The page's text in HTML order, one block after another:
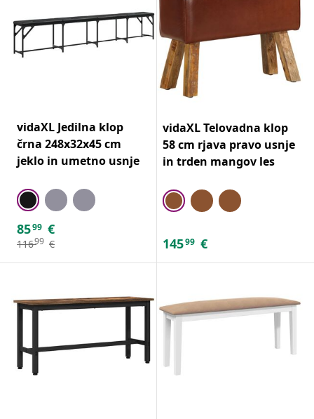
vidaXL Jedilna klop
črna 248x32x45 cm
jeklo in umetno usnje
8599 €
11699 €
vidaXL Telovadna klop
58 cm rjava pravo usnje
in trden mangov les
14599 €